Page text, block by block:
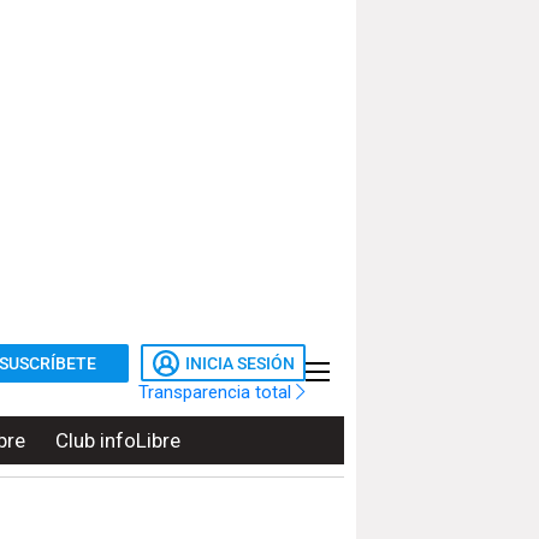
SUSCRÍBETE INICIA SESIÓN
Transparencia total
Club infoLibre